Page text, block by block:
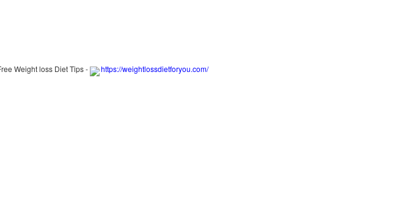
Weight loss Diet Tips - https://weightlossdietforyou.com/